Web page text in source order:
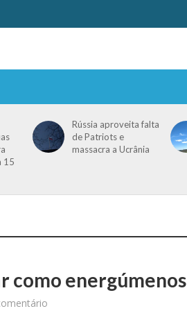
15
Rússia aproveita falta
de Patriots e
massacra a Ucrânia
como energúmenos